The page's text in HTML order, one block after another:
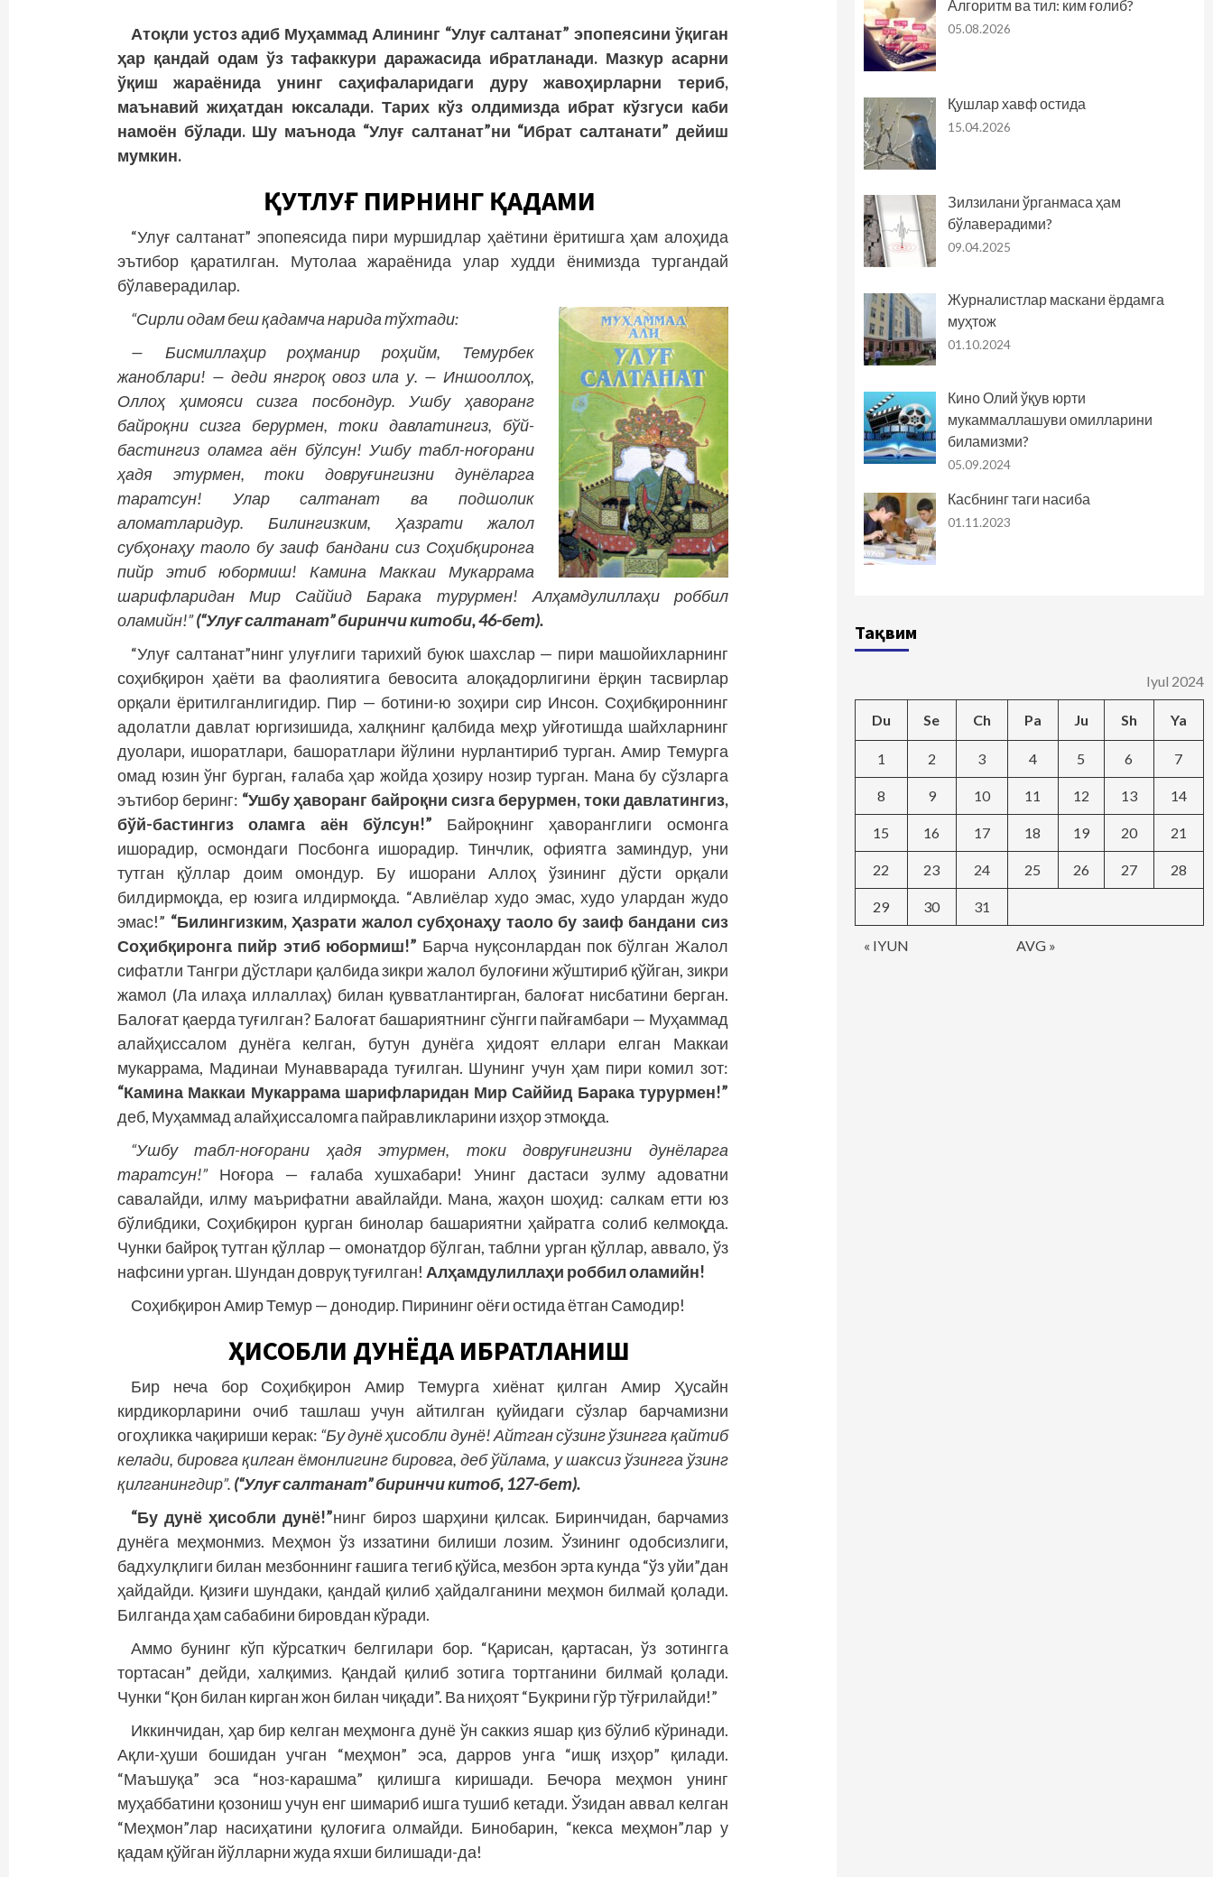
Атоқли устоз адиб Муҳаммад Алининг “Улуғ салтанат” эпопеясини ўқиган
ҳар қандай одам ўз тафаккури даражасида ибратланади. Мазкур асарни
ўқиш жараёнида унинг саҳифаларидаги дуру жавоҳирларни териб,
маънавий жиҳатдан юксалади. Тарих кўз олдимизда ибрат кўзгуси каби
намоён бўлади. Шу маънода “Улуғ салтанат”ни “Ибрат салтанати” дейиш
мумкин.
ҚУТЛУҒ ПИРНИНГ ҚАДАМИ
“Улуғ салтанат” эпопеясида пири муршидлар ҳаётини ёритишга ҳам алоҳида
эътибор қаратилган. Мутолаа жараёнида улар худди ёнимизда тургандай
бўлаверадилар.
“Сирли одам беш қадамча нарида тўхтади:
— Бисмиллаҳир роҳманир роҳийм, Темурбек
жаноблари! — деди янгроқ овоз ила у. — Иншооллоҳ,
Оллоҳ ҳимояси сизга посбондур. Ушбу ҳаворанг
байроқни сизга берурмен, токи давлатингиз, бўй-
бастингиз оламга аён бўлсун! Ушбу табл-ноғорани
ҳадя этурмен, токи довруғингизни дунёларга
таратсун! Улар салтанат ва подшолик
аломатларидур. Билингизким, Ҳазрати жалол
субҳонаҳу таоло бу заиф бандани сиз Соҳибқиронга
пийр этиб юбормиш! Камина Маккаи Мукаррама
шарифларидан Мир Саййид Барака турурмен! Алҳамдулиллаҳи роббил
оламийн!”(“Улуғ салтанат” биринчи китоби, 46-бет).
“Улуғ салтанат”нинг улуғлиги тарихий буюк шахслар — пири машойихларнинг
соҳибқирон ҳаёти ва фаолиятига бевосита алоқадорлигини ёрқин тасвирлар
орқали ёритилганлигидир. Пир — ботини-ю зоҳири сир Инсон. Соҳибқироннинг
адолатли давлат юргизишида, халқнинг қалбида меҳр уйғотишда шайхларнинг
дуолари, ишоратлари, башоратлари йўлини нурлантириб турган. Амир Темурга
омад юзин ўнг бурган, ғалаба ҳар жойда ҳозиру нозир турган. Мана бу сўзларга
эътибор беринг: “Ушбу ҳаворанг байроқни сизга берурмен, токи давлатингиз,
бўй-бастингиз оламга аён бўлсун!” Байроқнинг ҳаворанглиги осмонга
ишорадир, осмондаги Посбонга ишорадир. Тинчлик, офиятга заминдур, уни
тутган қўллар доим омондур. Бу ишорани Аллоҳ ўзининг дўсти орқали
билдирмоқда, ер юзига илдирмоқда. “Авлиёлар худо эмас, худо улардан жудо
эмас!” “Билингизким, Ҳазрати жалол субҳонаҳу таоло бу заиф бандани сиз
Соҳибқиронга пийр этиб юбормиш!” Барча нуқсонлардан пок бўлган Жалол
сифатли Тангри дўстлари қалбида зикри жалол булоғини жўштириб қўйган, зикри
жамол (Ла илаҳа иллаллаҳ) билан қувватлантирган, балоғат нисбатини берган.
Балоғат қаерда туғилган? Балоғат башариятнинг сўнгги пайғамбари — Муҳаммад
алайҳиссалом дунёга келган, бутун дунёга ҳидоят еллари елган Маккаи
мукаррама, Мадинаи Мунавварада туғилган. Шунинг учун ҳам пири комил зот:
“Камина Маккаи Мукаррама шарифларидан Мир Саййид Барака турурмен!”
деб, Муҳаммад алайҳиссаломга пайравликларини изҳор этмоқда.
“Ушбу табл-ноғорани ҳадя этурмен, токи довруғингизни дунёларга
таратсун!”Ноғора — ғалаба хушхабари! Унинг дастаси зулму адоватни
савалайди, илму маърифатни авайлайди. Мана, жаҳон шоҳид: салкам етти юз
бўлибдики, Соҳибқирон қурган бинолар башариятни ҳайратга солиб келмоқда.
Чунки байроқ тутган қўллар — омонатдор бўлган, таблни урган қўллар, аввало, ўз
нафсини урган. Шундан довруқ туғилган! Алҳамдулиллаҳи роббил оламийн!
Соҳибқирон Амир Темур — донодир. Пирининг оёғи остида ётган Самодир!
ҲИСОБЛИ ДУНЁДА ИБРАТЛАНИШ
Бир неча бор Соҳибқирон Амир Темурга хиёнат қилган Амир Ҳусайн
кирдикорларини очиб ташлаш учун айтилган қуйидаги сўзлар барчамизни
огоҳликка чақириши керак: “Бу дунё ҳисобли дунё! Айтган сўзинг ўзингга қайтиб
келади, бировга қилган ёмонлигинг бировга, деб ўйлама, у шаксиз ўзингга ўзинг
қилганингдир”. (“Улуғ салтанат” биринчи китоб, 127-бет).
“Бу дунё ҳисобли дунё!”нинг бироз шарҳини қилсак. Биринчидан, барчамиз
дунё­­га меҳмонмиз. Меҳмон ўз иззатини билиши лозим. Ўзининг одобсизлиги,
бадхулқлиги билан мезбоннинг ғашига тегиб қўйса, мезбон эрта кунда “ўз уйи”дан
ҳайдайди. Қизиғи шундаки, қандай қилиб ҳайдалганини меҳмон билмай қолади.
Билганда ҳам сабабини бировдан кўради.
Аммо бунинг кўп кўрсаткич белгилари бор. “Қарисан, қартасан, ўз зотингга
тортасан” дей­ди, халқимиз. Қандай қилиб зотига тортганини билмай қолади.
Чунки “Қон билан кирган жон билан чиқади”. Ва ниҳоят “Букрини гўр тўғрилайди!”
Иккинчидан, ҳар бир келган меҳмонга дунё ўн саккиз яшар қиз бўлиб кўринади.
Ақли-ҳуши бошидан учган “меҳмон” эса, дарров унга “ишқ изҳор” қилади.
“Маъшуқа” эса “ноз-карашма” қилишга киришади. Бечора меҳмон унинг
муҳаббатини қозониш учун енг шимариб ишга тушиб кетади. Ўзидан аввал келган
“Меҳмон”лар насиҳатини қулоғига олмайди. Бинобарин, “кекса меҳмон”лар у
қадам қўйган йўлларни жуда яхши билишади-да!
Алгоритм ва тил: ким ғолиб?
05.08.2026
Қушлар хавф остида
15.04.2026
Зилзилани ўрганмаса ҳам
бўлаверадими?
09.04.2025
Журналистлар маскани ёрдамга
муҳтож
01.10.2024
Кино Олий ўқув юрти
мукаммаллашуви омилларини
биламизми?
05.09.2024
Касбнинг таги насиба
01.11.2023
Тақвим
Iyul 2024
Du Se Ch Pa Ju Sh Ya
« IYUN AVG »
1 2 3 4 5 6 7
8 9 10 11 12 13 14
15 16 17 18 19 20 21
22 23 24 25 26 27 28
29 30 31